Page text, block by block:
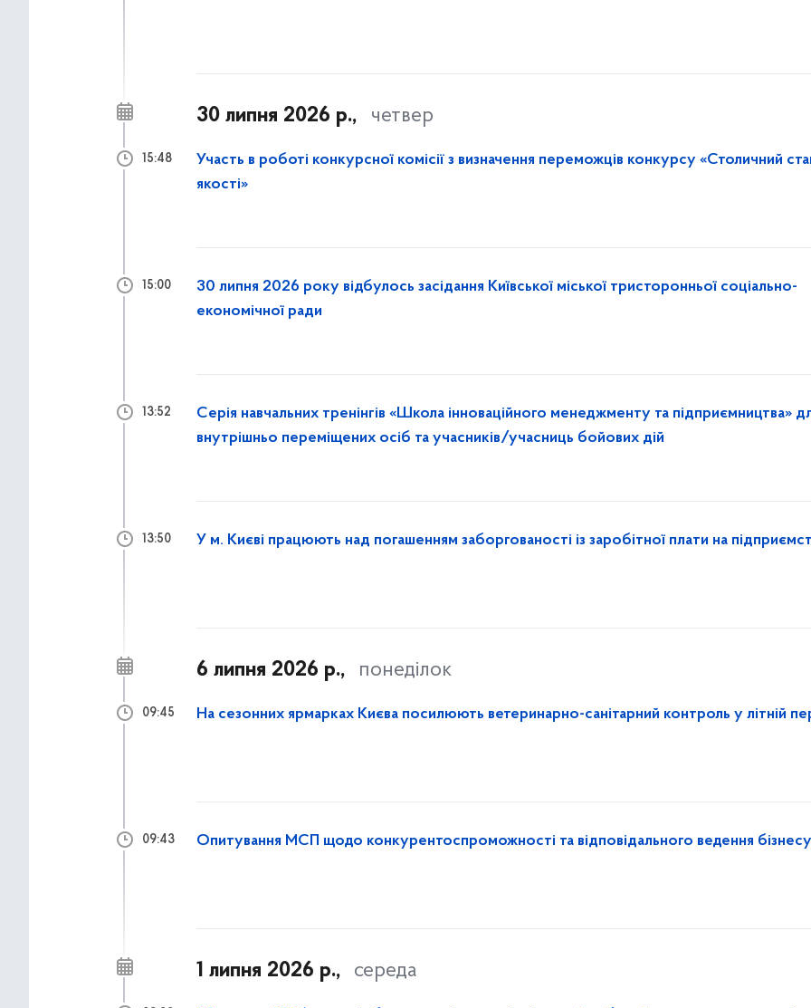
30 липня 2026 р., четвер
Участь в роботі конкурсної комісії з визначення переможців конкурсу «Столичний
якості»
15:48
30 липня 2026 року відбулось засідання Київської міської тристоронньої соціально-
економічної ради
15:00
Серія навчальних тренінгів «Школа інноваційного менеджменту та підприємництва»
внутрішньо переміщених осіб та учасників/учасниць бойових дій
13:52
У м. Києві працюють над погашенням заборгованості із заробітної плати на
13:50
6 липня 2026 р., понеділок
На сезонних ярмарках Києва посилюють ветеринарно-санітарний контроль у літній
09:45
Опитування МСП щодо конкурентоспроможності та відповідального ведення бізнесу
09:43
1 липня 2026 р., середа